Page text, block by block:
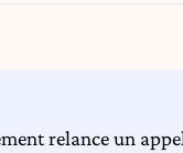
relance un